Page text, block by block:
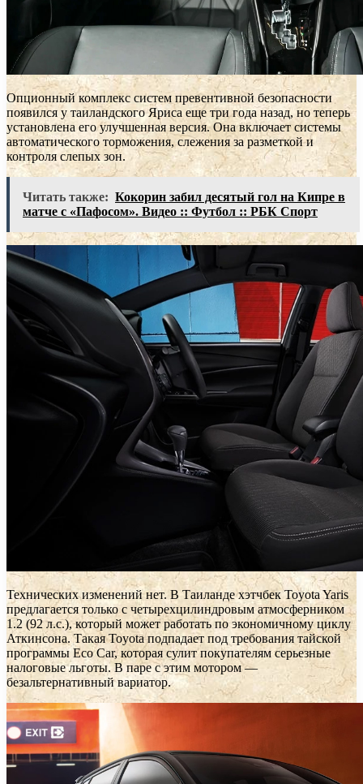
Опционный комплекс систем превентивной безопасности
появился у таиландского Яриса еще три года назад, но теперь
установлена его улучшенная версия. Она включает системы
автоматического торможения, слежения за разметкой и
контроля слепых зон.
Читать также: Кокорин забил десятый гол на Кипре в
матче с «Пафосом». Видео :: Футбол :: РБК Спорт
Технических изменений нет. В Таиланде хэтчбек Toyota Yaris
предлагается только с четырехцилиндровым атмосферником
1.2 (92 л.с.), который может работать по экономичному циклу
Аткинсона. Такая Toyota подпадает под требования тайской
программы Eco Car, которая сулит покупателям серьезные
налоговые льготы. В паре с этим мотором —
безальтернативный вариатор.